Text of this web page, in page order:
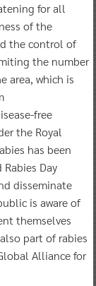
for all
of the
the control of
the number
area, which is
free
the Royal
has been
Day
disseminate
is aware of
themselves
part of rabies
Alliance for